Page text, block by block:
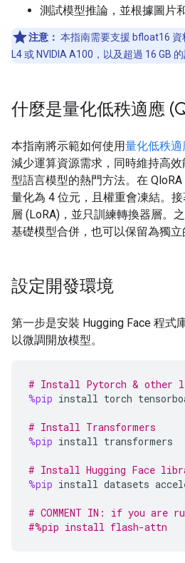
測試模型推論，並根據圖片
注意： 本指南需要支援 bfloat16 資
L4 或 NVIDIA A100，以及超過 16 GB 的
什麼是量化低秩適應
本指南將示範如何使用量化低秩適
減少運算資源需求，同時維持高
型語言模型的熱門方法。在
量化為 4 位元，且權重會凍結。
層 (LoRA)，並只訓練轉換器層。
基礎模型合併，也可以保留為獨立
設定開發環境
第一步是安裝 Hugging Face 程式
以微調開放模型。
# Install Pytorch & other
%pip install torch
# Install Transformers
%pip install transformers
# Install Hugging Face
%pip install datasets
# COMMENT IN: if you are
#%pip install flash-attn